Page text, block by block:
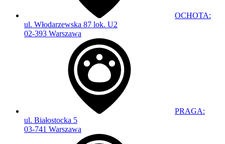
OCHOTA:
ul. Włodarzewska 87 lok. U2
02-393 Warszawa
PRAGA:
ul. Białostocka 5
03-741 Warszawa